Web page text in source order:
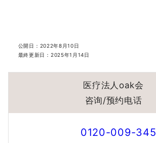
公開日： 2022年8月10日
最終更新日： 2025年1月14日
医疗法人oak会
咨询/预约电话
0120-009-345